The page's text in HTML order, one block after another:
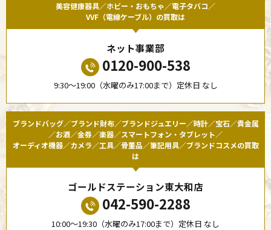
美容健康器具／ホビー・おもちゃ／電子タバコ／
VVF（電線ケーブル）の買取は
ネット事業部
0120-900-538
9:30〜19:00（水曜のみ17:00まで）定休日 なし
ブランドバッグ／ブランド財布／ブランドジュエリー／時計／宝石／貴金属
／お酒／金券／楽器／スマートフォン・タブレット／
オーディオ機器／カメラ／工具／骨董品／筆記用具／ブランドコスメの買取
は
ゴールドステーション東大和店
042-590-2288
10:00〜19:30（水曜のみ17:00まで）定休日 なし